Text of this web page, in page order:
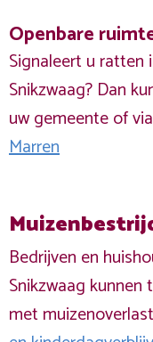
Openbare
Signaleert u ratten
Snikzwaag? Dan
uw gemeente of
Marren
Bedrijven en
Snikzwaag kunnen
met